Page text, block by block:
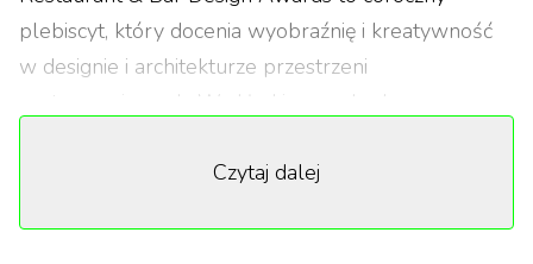
plebiscyt, który docenia wyobraźnię i kreatywność
w designie i architekturze przestrzeni
gastronomicznych. W skład jury wchodzą
designu i gastronomii. Wyniki tegorocznej edycji
Czytaj dalej